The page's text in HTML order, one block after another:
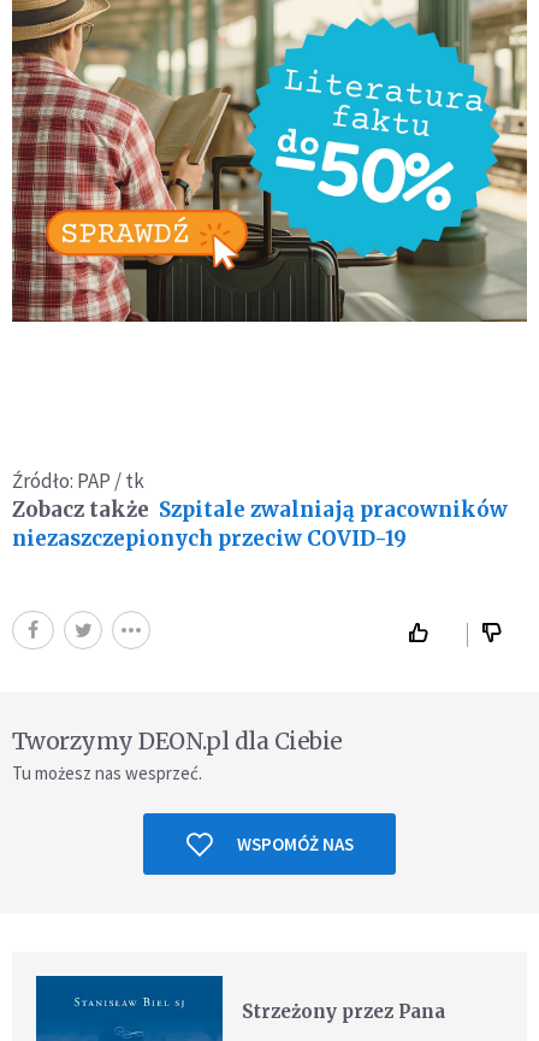
Źródło: PAP / tk
Zobacz także Szpitale zwalniają pracowników
niezaszczepionych przeciw COVID-19
Tworzymy DEON.pl dla Ciebie
Tu możesz nas wesprzeć.
WSPOMÓŻ NAS
Strzeżony przez Pana